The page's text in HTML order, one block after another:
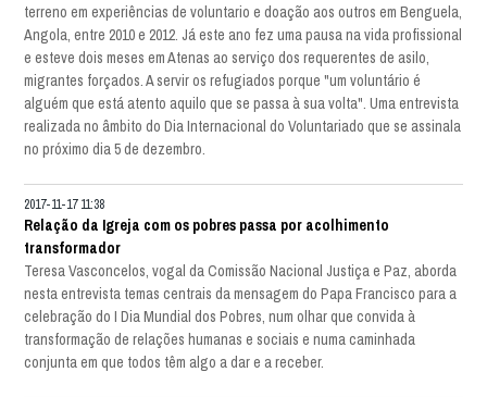
terreno em experiências de voluntario e doação aos outros em Benguela,
Angola, entre 2010 e 2012. Já este ano fez uma pausa na vida profissional
e esteve dois meses em Atenas ao serviço dos requerentes de asilo,
migrantes forçados. A servir os refugiados porque "um voluntário é
alguém que está atento aquilo que se passa à sua volta". Uma entrevista
realizada no âmbito do Dia Internacional do Voluntariado que se assinala
no próximo dia 5 de dezembro.
2017-11-17 11:38
Relação da Igreja com os pobres passa por acolhimento
transformador
Teresa Vasconcelos, vogal da Comissão Nacional Justiça e Paz, aborda
nesta entrevista temas centrais da mensagem do Papa Francisco para a
celebração do I Dia Mundial dos Pobres, num olhar que convida à
transformação de relações humanas e sociais e numa caminhada
conjunta em que todos têm algo a dar e a receber.